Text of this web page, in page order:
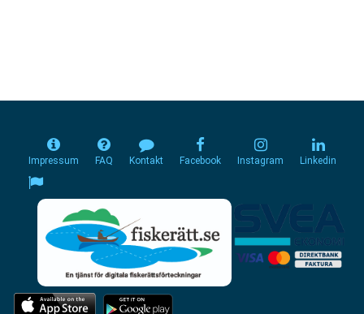
Impressum FAQ Kontakt Facebook Instagram Linkedin